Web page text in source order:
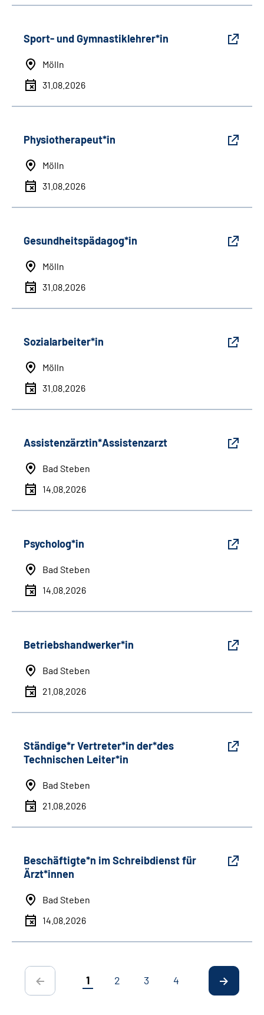
Sport- und Gymnastiklehrer*in
Mölln
31.08.2026
Physiotherapeut*in
Mölln
31.08.2026
Gesundheitspädagog*in
Mölln
31.08.2026
Sozialarbeiter*in
Mölln
31.08.2026
Assistenzärztin*Assistenzarzt
Bad Steben
14.08.2026
Psycholog*in
Bad Steben
14.08.2026
Betriebshandwerker*in
Bad Steben
21.08.2026
Ständige*r Vertreter*in der*des
Technischen Leiter*in
Bad Steben
21.08.2026
Beschäftigte*n im Schreibdienst für
Ärzt*innen
Bad Steben
14.08.2026
1 2 3 4